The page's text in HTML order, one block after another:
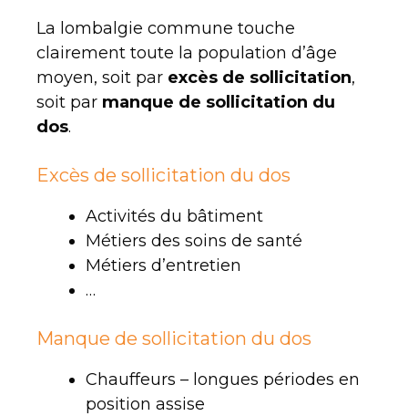
La lombalgie commune touche
clairement toute la population d’âge
moyen, soit par excès de sollicitation,
soit par manque de sollicitation du
dos.
Excès de sollicitation du dos
Activités du bâtiment
Métiers des soins de santé
Métiers d’entretien
…
Manque de sollicitation du dos
Chauffeurs – longues périodes en
position assise